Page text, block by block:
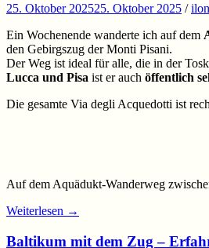
25. Oktober 202525. Oktober 2025 /
Ein Wochenende wanderte ich auf dem
den Gebirgszug der Monti Pisani.
Der Weg ist ideal für alle, die in der
Lucca und Pisa ist er auch öffentlich
Die gesamte Via degli Acquedotti ist
Auf dem Aquädukt-Wanderweg
Weiterlesen →
Baltikum mit dem Zug –